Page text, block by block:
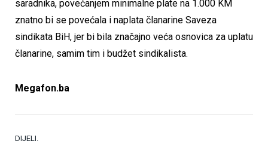
saradnika, povećanjem minimalne plate na 1.000 KM
znatno bi se povećala i naplata članarine Saveza
sindikata BiH, jer bi bila značajno veća osnovica za uplatu
članarine, samim tim i budžet sindikalista.
Megafon.ba
DIJELI.